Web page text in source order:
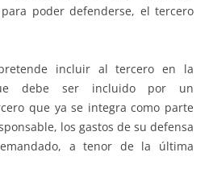
poder defenderse, el tercero
incluir al tercero en la
debe ser incluido por un
que ya se integra como parte
los gastos de su defensa
a tenor de la última